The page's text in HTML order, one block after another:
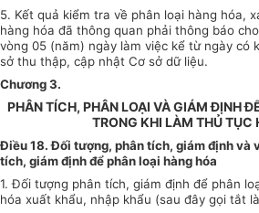
5. Kết quả kiểm tra về phân loại hàng hóa,
hàng hóa đã thông quan phải thông báo
vòng 05 (năm) ngày làm việc kể từ ngày có
sở thu thập, cập nhật Cơ sở dữ liệu.
Chương 3.
PHÂN TÍCH, PHÂN LOẠI VÀ GIÁM ĐỊNH
TRONG KHI LÀM THỦ TỤC
Điều 18. Đối tượng, phân tích, giám định và
tích, giám định để phân loại hàng hóa
1. Đối tượng phân tích, giám định để phân
hóa xuất khẩu, nhập khẩu (sau đây gọi tắt